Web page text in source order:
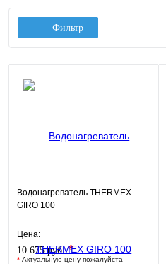
Фильтр
Водонагреватель THERMEX
GIRO 100
Цена:
10 675 руб.*
* Актуальную цену пожалуйста